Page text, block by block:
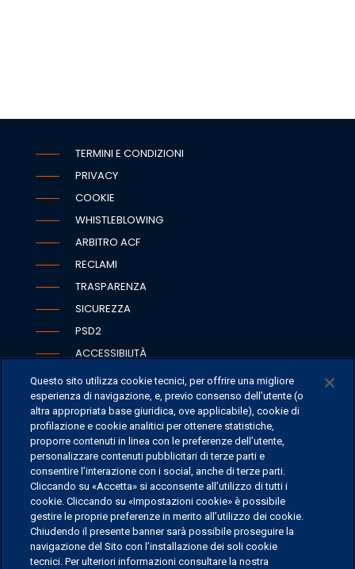
TERMINI E CONDIZIONI
PRIVACY
COOKIE
WHISTLEBLOWING
ARBITRO ACF
RECLAMI
TRASPARENZA
SICUREZZA
PSD2
ACCESSIBILITÀ
SEDI
CONTATTI
CONTATTI PER I MEDIA
FAQ
LAVORA CON NOI
Questo sito utilizza cookie tecnici, per offrire una migliore
esperienza di navigazione, e, previo consenso dell’utente (o
altra appropriata base giuridica, ove applicabile), cookie di
profilazione e cookie analitici per ottenere statistiche,
proporre contenuti in linea con le preferenze dell’utente,
personalizzare contenuti pubblicitari di terze parti e
consentire l’interazione con i social, anche di terze parti.
Cliccando su «Accetta» si acconsente all’utilizzo di tutti i
cookie. Cliccando su «Impostazioni cookie» è possibile
gestire le proprie preferenze in merito all’utilizzo dei cookie.
Chiudendo il presente banner sarà possibile proseguire la
navigazione del Sito con l’installazione dei soli cookie
tecnici. Per ulteriori informazioni consultare la nostra